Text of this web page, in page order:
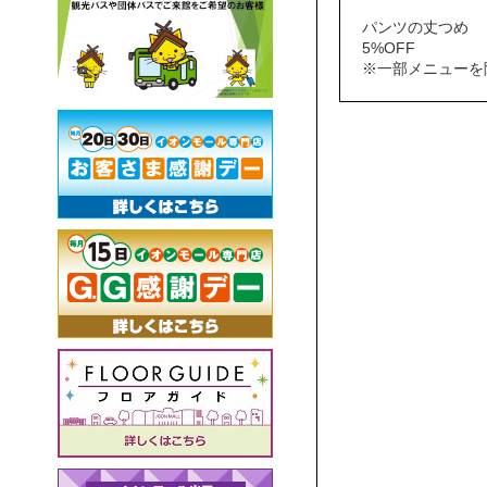
パンツの丈つめ
5%OFF
※一部メニューを